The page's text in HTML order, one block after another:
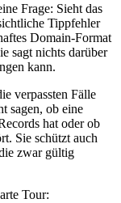
Frage: Sieht das
Tippfehler
Domain‑Format
sagt nichts darüber
kann.
verpassten Fälle
sagen, ob eine
hat oder ob
Sie schützt auch
zwar gültig
Tour: